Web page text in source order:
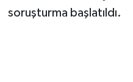
soruşturma başlatıldı.